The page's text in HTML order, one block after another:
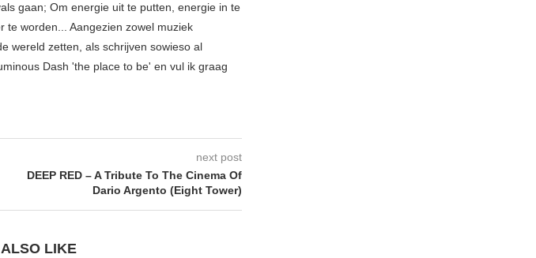
gaan; Om energie uit te putten, energie in te
te worden... Aangezien zowel muziek
wereld zetten, als schrijven sowieso al
Dash 'the place to be' en vul ik graag
next post
DEEP RED – A Tribute To The Cinema Of
Dario Argento (Eight Tower)
LIKE